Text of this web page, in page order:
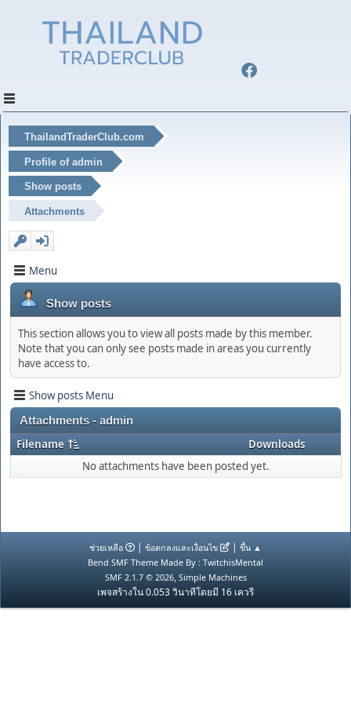
ThailandTraderClub.com
Profile of admin
Show posts
Attachments
Menu
Show posts
This section allows you to view all posts made by this member.
Note that you can only see posts made in areas you currently
have access to.
Show posts Menu
Attachments - admin
Filename
Downloads
No attachments have been posted yet.
ช่วยเหลือ | ข้อตกลงและเงื่อนไข | ขึ้น ▲
Bend SMF Theme Made By : TwitchisMental
SMF 2.1.7 © 2026, Simple Machines
เพจสร้างใน 0.053 วินาทีโดยมี 16 เควรี